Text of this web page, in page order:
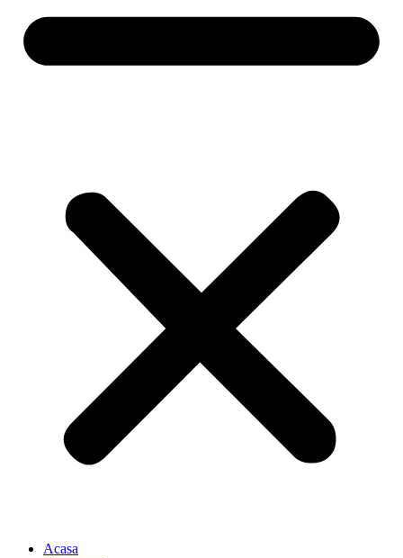
Conducere
Consiliul științific
Personal
Laboratoare
Rapoarte de activitate
Proiecte
Articole științifice publicate